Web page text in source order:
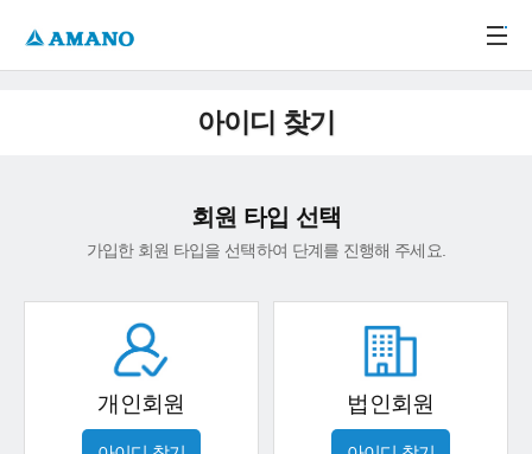
아이디 찾기
회원 타입 선택
가입한 회원 타입을 선택하여 단계를 진행해 주세요.
개인회원 법인회원